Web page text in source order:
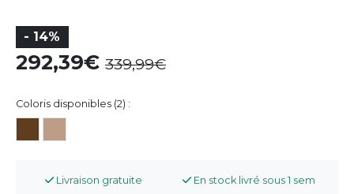
- 14%
292,39 339,99
Coloris disponibles (2) :
Livraison gratuite En stock livré sous 1 sem